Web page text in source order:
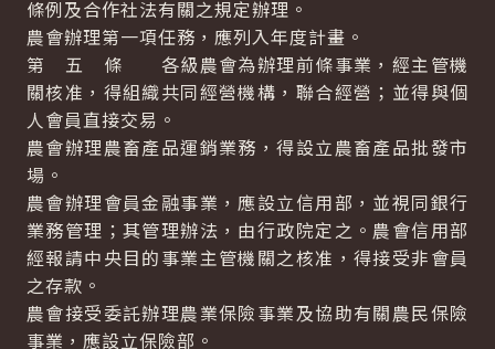
條例及合作社法有關之規定辦理。
農會辦理第一項任務，應列入年度計畫。
第 五 條 各級農會為辦理前條事業，經主管機
關核准，得組織共同經營機構，聯合經營；並得與個
人會員直接交易。
農會辦理農畜產品運銷業務，得設立農畜產品批發市
場。
農會辦理會員金融事業，應設立信用部，並視同銀行
業務管理；其管理辦法，由行政院定之。農會信用部
經報請中央目的事業主管機關之核准，得接受非會員
之存款。
農會接受委託辦理農業保險事業及協助有關農民保險
事業，應設立保險部。